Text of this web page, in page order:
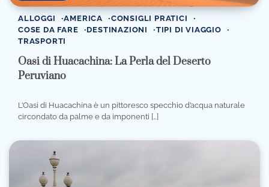
ALLOGGI AMERICA
CONSIGLI PRATICI
COSE DA FARE
DESTINAZIONI
TIPI DI VIAGGIO
TRASPORTI
Oasi di Huacachina: La Perla del Deserto
Peruviano
L’Oasi di Huacachina è un pittoresco specchio d’acqua naturale
circondato da palme e da imponenti […]